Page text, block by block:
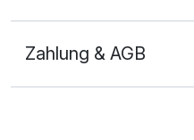
Zahlung & AGB